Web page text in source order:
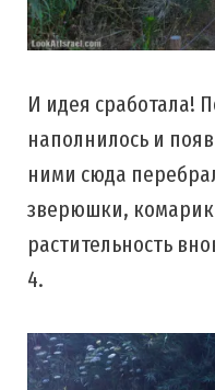
И идея сработала!
наполнилось и
ними сюда
зверюшки,
растительность
4.